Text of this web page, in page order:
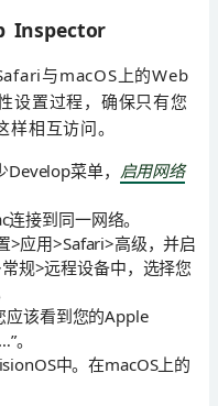
Inspector
与macOS上的Web
设置过程，确保只有您
相互访问。
菜单， 启用网络
接到同一网络。
应用>Safari>高级，并启
规>远程设备中，选择您
应该看到您的Apple
。
中。在macOS上的